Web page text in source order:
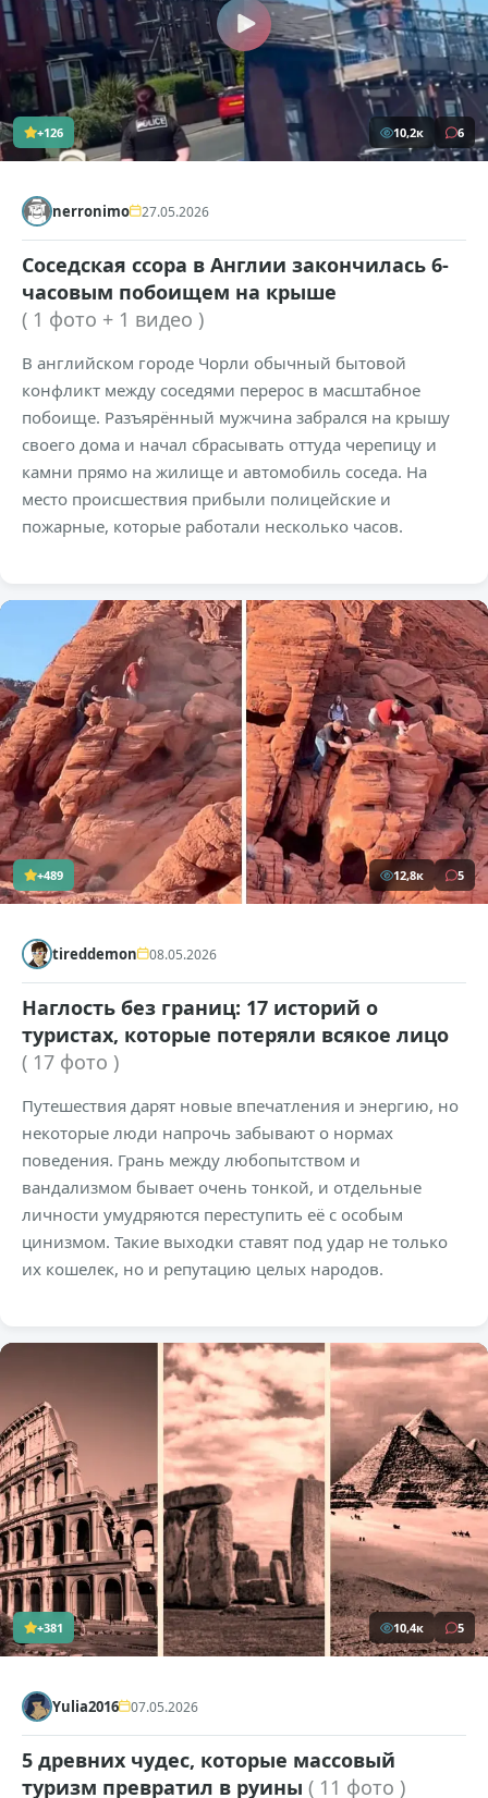
+126 10,2к 6
nerronimo 27.05.2026
Соседская ссора в Англии закончилась 6-
часовым побоищем на крыше
( 1 фото + 1 видео )
В английском городе Чорли обычный бытовой
конфликт между соседями перерос в масштабное
побоище. Разъярённый мужчина забрался на крышу
своего дома и начал сбрасывать оттуда черепицу и
камни прямо на жилище и автомобиль соседа. На
место происшествия прибыли полицейские и
пожарные, которые работали несколько часов.
+489 12,8к 5
tireddemon 08.05.2026
Наглость без границ: 17 историй о
туристах, которые потеряли всякое лицо
( 17 фото )
Путешествия дарят новые впечатления и энергию, но
некоторые люди напрочь забывают о нормах
поведения. Грань между любопытством и
вандализмом бывает очень тонкой, и отдельные
личности умудряются переступить её с особым
цинизмом. Такие выходки ставят под удар не только
их кошелек, но и репутацию целых народов.
+381 10,4к 5
Yulia2016 07.05.2026
5 древних чудес, которые массовый
туризм превратил в руины ( 11 фото )